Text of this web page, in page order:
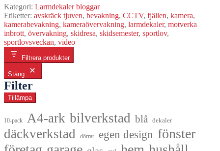
Kategori: Larmdekaler bloggar
Etiketter: avskräck tjuven, bevakning, CCTV, fjällen, kamera,
kamerabevakning, kameraövervakning, larmdekaler, motverka
inbrott, övervakning, skidresa, skidsemester, sportlov,
sportlovsveckan, video
Filtrera produkter
Stäng
Filter
Tillämpa
10-pack A4-ark bilverkstad blå dekaler
däckverkstad dörrar egen design fönster